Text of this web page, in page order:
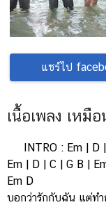
แชร์ไป
เนื้อเพลง เหมื
INTRO : Em | D
Em | D | C | G B |
Em D
บอกว่ารักกับฉัน แต่ท